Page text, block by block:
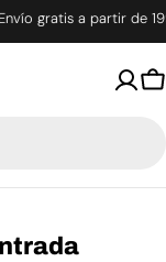
gratis a partir de